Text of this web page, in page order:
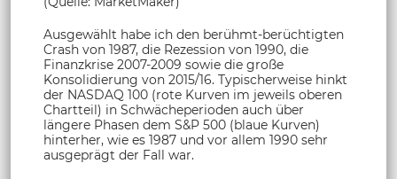
Ausgewählt habe ich den berühmt-berüchtigten
Crash von 1987, die Rezession von 1990, die
Finanzkrise 2007-2009 sowie die große
Konsolidierung von 2015/16. Typischerweise hinkt
der NASDAQ 100 (rote Kurven im jeweils oberen
Chartteil) in Schwächeperioden auch über
längere Phasen dem S&P 500 (blaue Kurven)
hinterher, wie es 1987 und vor allem 1990 sehr
ausgeprägt der Fall war.